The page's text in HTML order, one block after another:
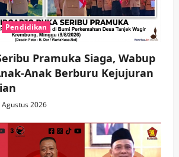
Pendidikan
Pramuka Siaga, Wabup
Anak Berburu Kejujuran
Agustus 2026